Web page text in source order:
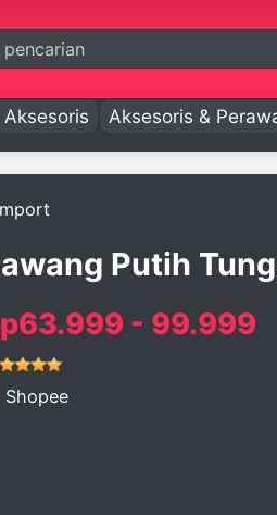
Aksesoris Aksesoris &
Putih
- 99.999
Shopee